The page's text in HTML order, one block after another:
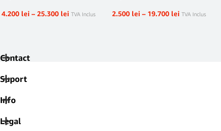
4.200 lei – 25.300 lei TVA Inclus 2.500 lei – 19.700 lei TVA Inclus
Contact
Suport
Info
Legal